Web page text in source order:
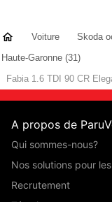
Voiture Skoda
Haute-Garonne (31)
Fabia 1.6 TDI 90 CR
A propos de
Qui sommes-nous?
Nos solutions pour
Recrutement